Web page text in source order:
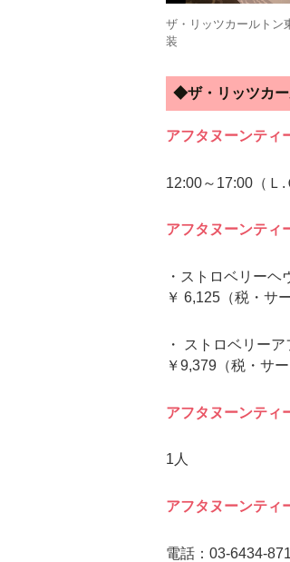
ザ・リッツカールトン
装
◆ザ・リッツカー
アフタヌーンティ
12:00～17:00（Ｌ.
アフタヌーンティ
・ストロベリーヘ
￥ 6,125（税・サ
・ ストロベリー
￥9,379（税・サー
アフタヌーンティ
1人
アフタヌーンティ
電話：03-6434-